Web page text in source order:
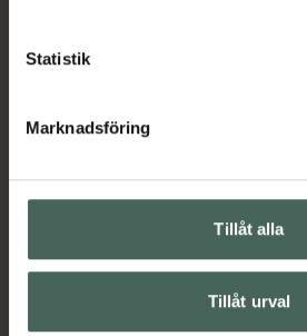
Statistik
Marknadsföring
Tillåt alla
Tillåt urval
Hårvård
Schampo